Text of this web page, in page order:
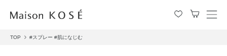
メ
TOP #スプレー #肌になじむ